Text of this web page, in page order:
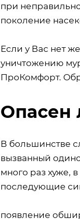
при
поколение
Если у Вас нет
уничтожению
ПроКомфорт.
Опасен
В большинстве
вызванный
много раз хуже,
последующие
появление